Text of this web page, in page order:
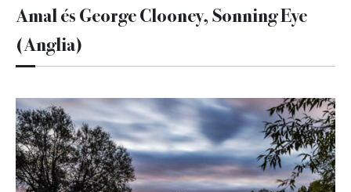
Amal és George Clooney, Sonning Eye
(Anglia)